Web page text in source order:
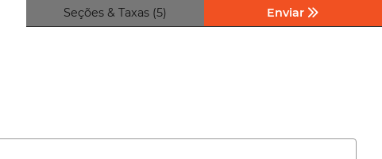
Seções & Taxas (5) Enviar